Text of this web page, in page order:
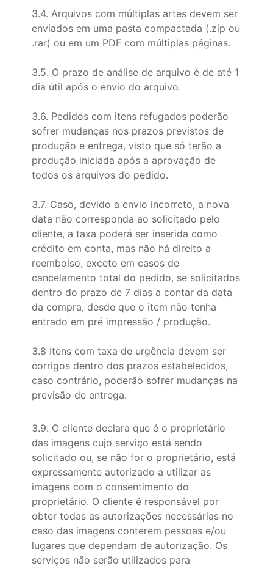
3.4. Arquivos com múltiplas artes devem ser
enviados em uma pasta compactada (.zip ou
.rar) ou em um PDF com múltiplas páginas.
3.5. O prazo de análise de arquivo é de até 1
dia útil após o envio do arquivo.
3.6. Pedidos com itens refugados poderão
sofrer mudanças nos prazos previstos de
produção e entrega, visto que só terão a
produção iniciada após a aprovação de
todos os arquivos do pedido.
3.7. Caso, devido a envio incorreto, a nova
data não corresponda ao solicitado pelo
cliente, a taxa poderá ser inserida como
crédito em conta, mas não há direito a
reembolso, exceto em casos de
cancelamento total do pedido, se solicitados
dentro do prazo de 7 dias a contar da data
da compra, desde que o item não tenha
entrado em pré impressão / produção.
3.8 Itens com taxa de urgência devem ser
corrigos dentro dos prazos estabelecidos,
caso contrário, poderão sofrer mudanças na
previsão de entrega.
3.9. O cliente declara que é o proprietário
das imagens cujo serviço está sendo
solicitado ou, se não for o proprietário, está
expressamente autorizado a utilizar as
imagens com o consentimento do
proprietário. O cliente é responsável por
obter todas as autorizações necessárias no
caso das imagens conterem pessoas e/ou
lugares que dependam de autorização. Os
serviços não serão utilizados para